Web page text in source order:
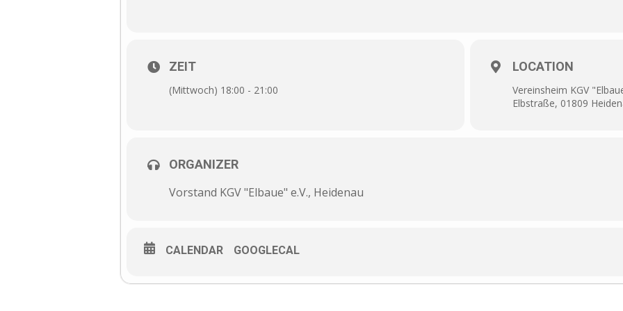
ZEIT
(Mittwoch) 18:00 - 21:00
LOCATION
Vereinsheim KGV
Elbstraße, 01809
ORGANIZER
Vorstand KGV "Elbaue" e.V., Heidenau
CALENDAR GOOGLECAL